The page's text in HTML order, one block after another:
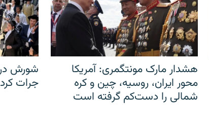
هشدار مارک مونتگمری: آمریکا
محور ایران، روسیه، چین و کره
شمالی را دست‌کم گرفته است
شورش در
جرات